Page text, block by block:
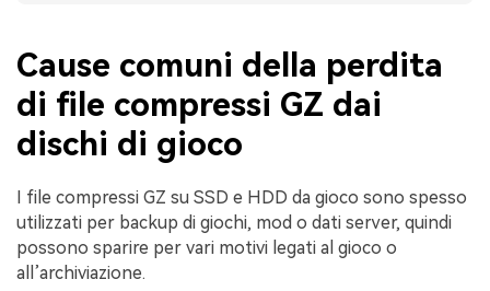
Cause comuni della perdita
di file compressi GZ dai
dischi di gioco
I file compressi GZ su SSD e HDD da gioco sono spesso
utilizzati per backup di giochi, mod o dati server, quindi
possono sparire per vari motivi legati al gioco o
all’archiviazione.